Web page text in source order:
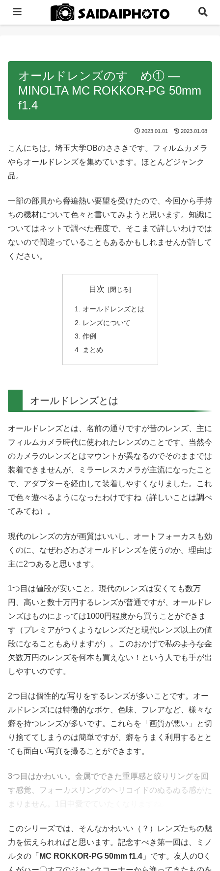
オールドレンズのすゝめ① ―
MINOLTA MC ROKKOR-PG 50mm
f1.4
2023.01.01 2023.01.08
こんにちは。埼玉大学OBのささきです。フィルムカメラ
やらオールドレンズを集めています。ほとんどジャンク
品。
一部の部員から脅迫熱い要望を受けたので、今回から手持
ちの機材について色々と書いてみようと思います。知識に
ついてはネットで調べた程度で、そこまで詳しいわけでは
ないので間違っていることもあるかもしれませんが許して
ください。
目次
オールドレンズとは
レンズについて
作例
まとめ
オールドレンズとは
オールドレンズとは、名前の通りですが昔のレンズ、主に
フィルムカメラ時代に使われたレンズのことです。当然今
のカメラのレンズとはマウントが異なるのでそのままでは
装着できませんが、ミラーレスカメラが主流になったこと
で、アダプターを経由して装着しやすくなりました。これ
で色々遊べるようになったわけですね（詳しいことは調べ
てみてね）。
現代のレンズの方が画質はいいし、オートフォーカスも効
くのに、なぜわざわざオールドレンズを使うのか。理由は
主に2つあると思います。
1つ目は値段が安いこと。現代のレンズは安くても数万
円、高いと数十万円するレンズが普通ですが、オールドレ
ンズはものによっては1000円程度から買うことができま
す（プレミアがつくようなレンズだと現代レンズ以上の値
段になることもありますが）。このおかげで私のような金
欠数万円のレンズを何本も買えない！という人でも手が出
しやすいのです。
2つ目は個性的な写りをするレンズが多いことです。オー
ルドレンズには特徴的なボケ、色味、フレアなど、様々な
癖を持つレンズが多いです。これらを「画質が悪い」と切
り捨ててしまうのは簡単ですが、癖をうまく利用するとと
ても面白い写真を撮ることができます。
3つ目はかわいい。金属でできた重厚感と絞りリングを回
す感覚、フォーカスリングのヘリコイドのぬるぬる感がた
まりません。1日中愛でていたくなりますね。
このシリーズでは、そんなかわいい（？）レンズたちの魅
力を伝えられればと思います。記念すべき第一回は、ミノ
ルタの「 MC ROKKOR-PG 50mm f1.4 」です。友人のOく